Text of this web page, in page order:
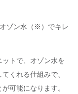
ゾン水（※）でキレ
トで、オゾン水を
てくれる仕組みで、
可能になります。